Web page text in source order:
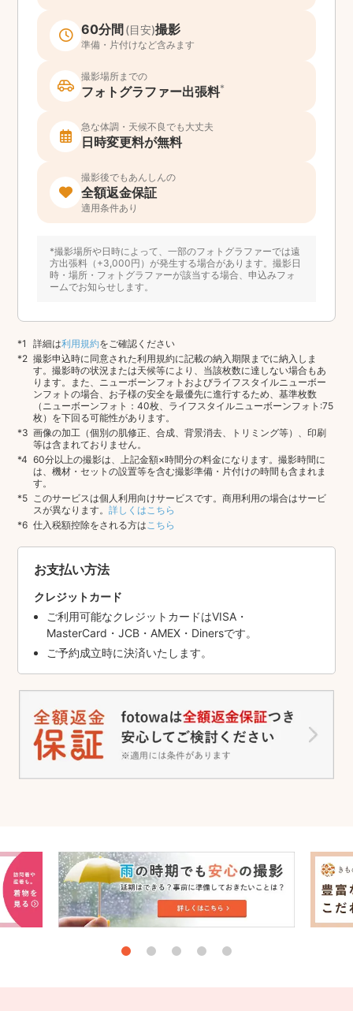
60分間 (目安)撮影
準備・片付けなど含みます
撮影場所までの
フォトグラファー出張料*
急な体調・天候不良でも大丈夫
日時変更料が無料
撮影後でもあんしんの
全額返金保証
適用条件あり
*撮影場所や日時によって、一部のフォトグラファーでは遠
方出張料（+3,000円）が発生する場合があります。撮影日
時・場所・フォトグラファーが該当する場合、申込みフォ
ームでお知らせします。
詳細は利用規約をご確認ください
撮影申込時に同意された利用規約に記載の納入期限までに納入しま
す。撮影時の状況または天候等により、当該枚数に達しない場合もあ
ります。また、ニューボーンフォトおよびライフスタイルニューボー
ンフォトの場合、お子様の安全を最優先に進行するため、基準枚数
（ニューボーンフォト：40枚、ライフスタイルニューボーンフォト:75
枚）を下回る可能性があります。
画像の加工（個別の肌修正、合成、背景消去、トリミング等）、印刷
等は含まれておりません。
60分以上の撮影は、上記金額×時間分の料金になります。撮影時間に
は、機材・セットの設置等を含む撮影準備・片付けの時間も含まれま
す。
このサービスは個人利用向けサービスです。商用利用の場合はサービ
スが異なります。詳しくはこちら
仕入税額控除をされる方は こちら
お支払い方法
クレジットカード
ご利用可能なクレジットカードはVISA・
MasterCard・JCB・AMEX・Dinersです。
ご予約成立時に決済いたします。